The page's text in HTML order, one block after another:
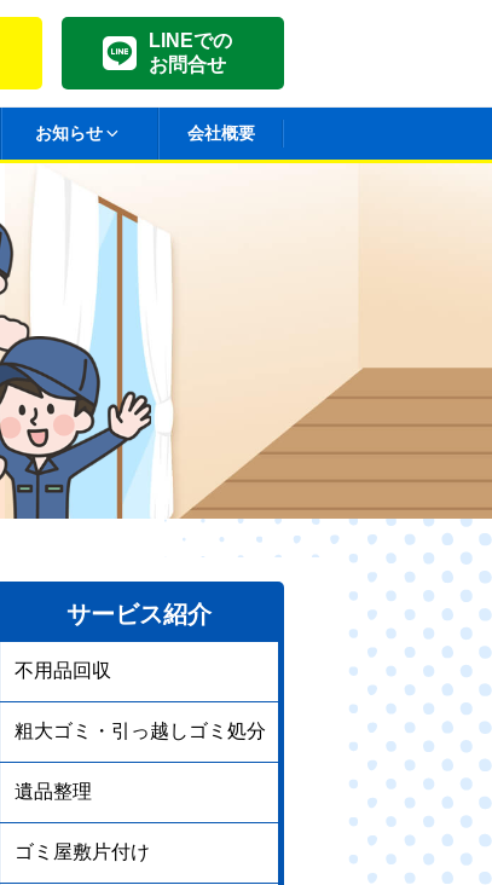
LINEでの
お問合せ
お知らせ 会社概要
サービス紹介
不用品回収
粗大ゴミ・引っ越しゴミ処分
遺品整理
ゴミ屋敷片付け